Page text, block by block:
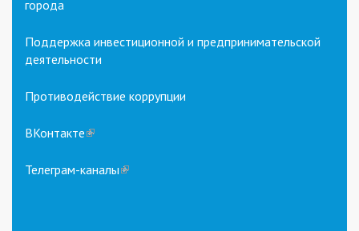
города
Поддержка инвестиционной и предпринимательской
деятельности
Противодействие коррупции
ВКонтакте(link
external)
Телеграм-каналы(link